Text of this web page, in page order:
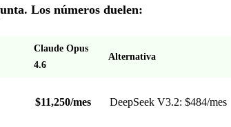
Los números duelen:
Claude Opus
4.6
Alternativa
$11,250/mes DeepSeek V3.2: $484/mes